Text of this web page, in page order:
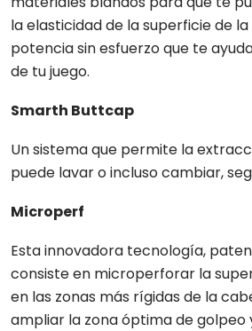
la elasticidad de la superficie de
potencia sin esfuerzo que te
de tu juego.
Smarth Buttcap
Un sistema que permite la
puede lavar o incluso cambiar,
Microperf
Esta innovadora tecnología,
consiste en microperforar la
en las zonas más rígidas de la
ampliar la zona óptima de golpeo